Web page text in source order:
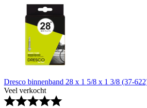
Dresco binnenband 28 x 1 5/8 x 1 3/8 (37-
Veel verkocht